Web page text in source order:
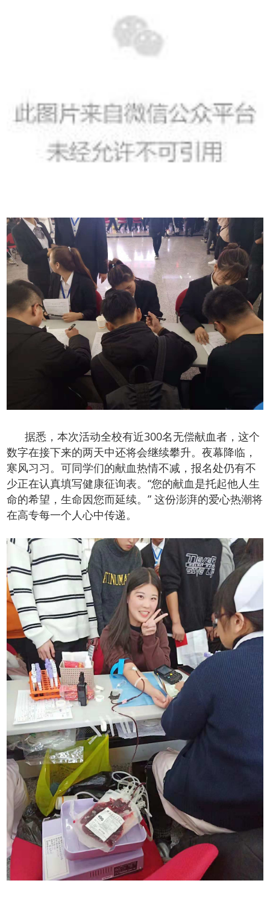
据悉，本次活动全校有近300名无偿献血者，这个
数字在接下来的两天中还将会继续攀升。夜幕降临，
寒风习习。可同学们的献血热情不减，报名处仍有不
少正在认真填写健康征询表。“您的献血是托起他人生
命的希望，生命因您而延续。” 这份澎湃的爱心热潮将
在高专每一个人心中传递。